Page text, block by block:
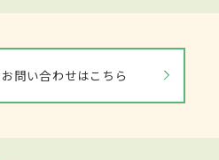
問い合わせはこちら